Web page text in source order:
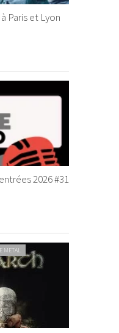
Paris et Lyon
2026 #31
METAL